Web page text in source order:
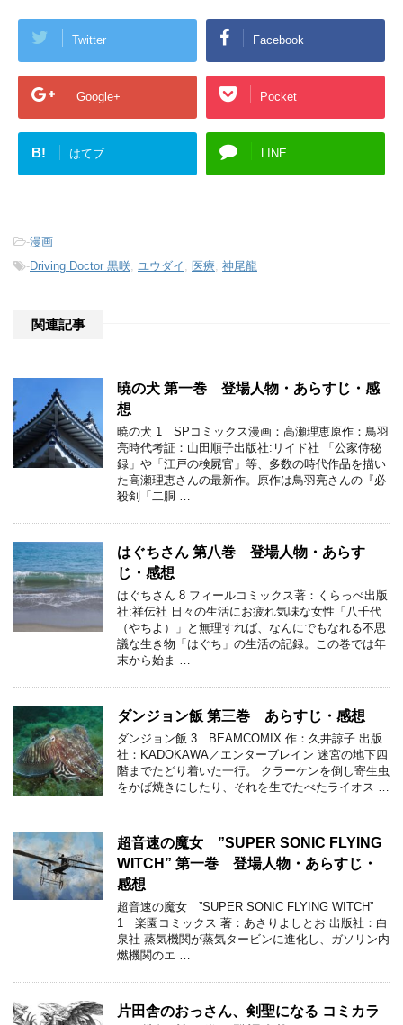
Twitter Facebook
Google+ Pocket
B! はてブ LINE
-漫画
-Driving Doctor 黒咲 ユウダイ 医療 神尾龍
関連記事
暁の犬 第一巻 登場人物・あらすじ・感
想
暁の犬 1 SPコミックス漫画：高瀬理恵原作：鳥羽
亮時代考証：山田順子出版社:リイド社 「公家侍秘
録」や「江戸の検屍官」等、多数の時代作品を描い
た高瀬理恵さんの最新作。原作は鳥羽亮さんの『必
殺剣「二胴 …
はぐちさん 第八巻 登場人物・あらす
じ・感想
はぐちさん 8 フィールコミックス著：くらっぺ出版
社:祥伝社 日々の生活にお疲れ気味な女性「八千代
（やちよ）」と無理すれば、なんにでもなれる不思
議な生き物「はぐち」の生活の記録。この巻では年
末から始ま …
ダンジョン飯 第三巻 あらすじ・感想
ダンジョン飯 3 BEAMCOMIX 作：久井諒子 出版
社：KADOKAWA／エンターブレイン 迷宮の地下四
階までたどり着いた一行。 クラーケンを倒し寄生虫
をかば焼きにしたり、それを生でたべたライオス …
超音速の魔女 ”SUPER SONIC FLYING
WITCH” 第一巻 登場人物・あらすじ・
感想
超音速の魔女 ”SUPER SONIC FLYING WITCH”
1 楽園コミックス 著：あさりよしとお 出版社：白
泉社 蒸気機関が蒸気タービンに進化し、ガソリン内
燃機関のエ …
片田舎のおっさん、剣聖になる コミカラ